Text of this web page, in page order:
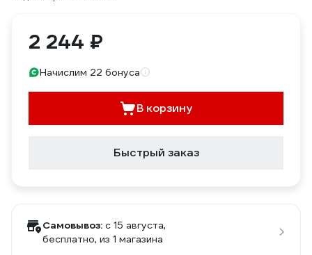
2 244 ₽
Начислим 22 бонуса
В корзину
Быстрый заказ
Самовывоз: c 15 августа,
бесплатно, из 1 магазина